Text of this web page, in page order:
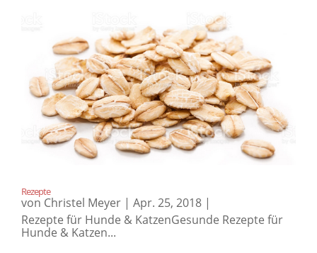
Rezepte
von Christel Meyer | Apr. 25, 2018 |
Rezepte für Hunde & KatzenGesunde Rezepte für
Hunde & Katzen...